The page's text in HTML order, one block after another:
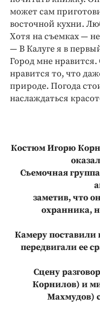
может сам
восточной кухни.
Хотя на съемках —
— В Калуге я в
Город мне
нравится то, что
природе. Погода
наслаждаться
Костюм Игорю
Съемочная
заметив, что
охранника,
Камеру поставили
передвигали ее
Сцену
Корнилов) и
Махмудов)